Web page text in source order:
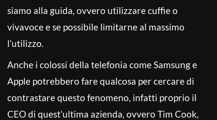
siamo alla guida, ovvero utilizzare cuffie o
vivavoce e se possibile limitarne al massimo
l’utilizzo.
Anche i colossi della telefonia come Samsung e
Apple potrebbero fare qualcosa per cercare di
contrastare questo fenomeno, infatti proprio il
CEO di quest’ultima azienda, ovvero Tim Cook,